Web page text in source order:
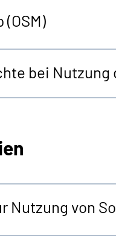
(OSM)
bei Nutzung
Nutzung von